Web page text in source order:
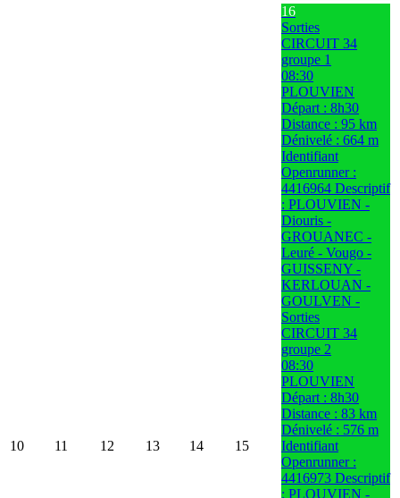
10 11 12 13 14 15
16
Sorties
CIRCUIT 34
groupe 1
08:30
PLOUVIEN
Départ : 8h30
Distance : 95 km
Dénivelé : 664 m
Identifiant
Openrunner :
4416964 Descriptif
: PLOUVIEN -
Diouris -
GROUANEC -
Leuré - Vougo -
GUISSENY -
KERLOUAN -
GOULVEN -
Sorties
CIRCUIT 34
groupe 2
08:30
PLOUVIEN
Départ : 8h30
Distance : 83 km
Dénivelé : 576 m
Identifiant
Openrunner :
4416973 Descriptif
: PLOUVIEN -